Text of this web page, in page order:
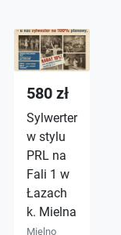
580 zł
Sylwerter
w stylu
PRL na
Fali 1 w
Łazach
k. Mielna
Mielno